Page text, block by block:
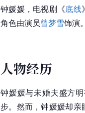
钟媛媛，电视剧《底线
角色由演员曾梦雪饰演
人物经历
钟媛媛与未婚夫盛方
步。然而，钟媛媛却